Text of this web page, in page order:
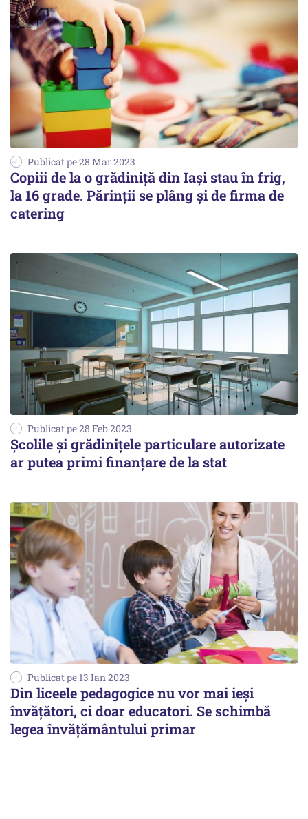
Publicat pe 28 Mar 2023
Copiii de la o grădiniță din Iași stau în frig,
la 16 grade. Părinții se plâng și de firma de
catering
Publicat pe 28 Feb 2023
Școlile și grădinițele particulare autorizate
ar putea primi finanțare de la stat
Publicat pe 13 Ian 2023
Din liceele pedagogice nu vor mai ieşi
învăţători, ci doar educatori. Se schimbă
legea învăţământului primar